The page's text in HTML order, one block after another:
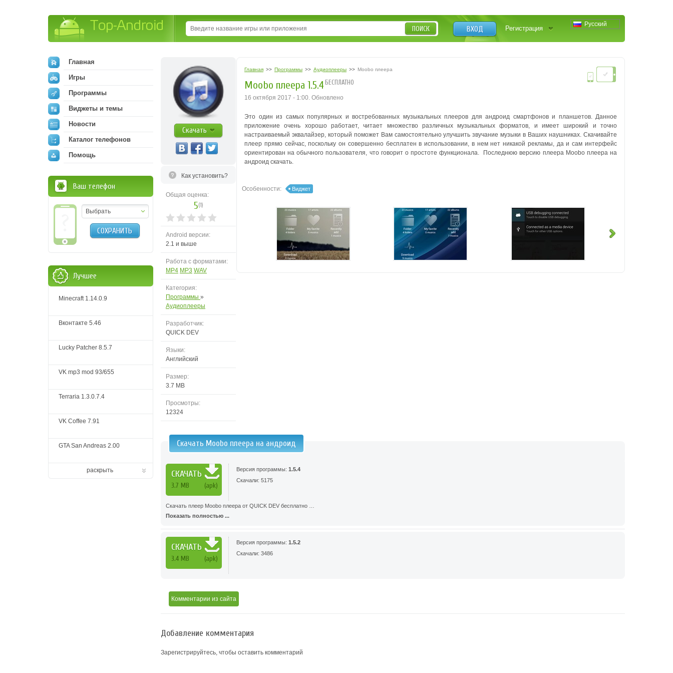
Русский
ВХОД Регистрация
ПОИСК
Скачать
Как установить?
Общая оценка:
5(1)
Android версии:
2.1 и выше
Работа с форматами:
MP4 MP3 WAV
Категория:
Программы »
Аудиоплееры
Разработчик:
QUICK DEV
Языки:
Английский
Размер:
3.7 MB
Просмотры:
12324
Главная >> Программы >> Аудиоплееры >> Moobo плеера
Moobo плеера 1.5.4 БЕСПЛАТНО
16 октября 2017 - 1:00. Обновлено
Это один из самых популярных и востребованных музыкальных плееров для андроид смартфонов и планшетов. Данное
приложение очень хорошо работает, читает множество различных музыкальных форматов, и имеет широкий и точно
настраиваемый эквалайзер, который поможет Вам самостоятельно улучшить звучание музыки в Ваших наушниках. Скачивайте
плеер прямо сейчас, поскольку он совершенно бесплатен в использовании, в нем нет никакой рекламы, да и сам интерфейс
ориентирован на обычного пользователя, что говорит о простоте функционала. Последнюю версию плеера Moobo плеера на
андроид скачать.
Особенности: Виджет
Скачать Moobo плеера на андроид
СКАЧАТЬ
3.7 MB (apk)
Версия программы: 1.5.4
Скачали: 5175
Скачать плеер Moobo плеера от QUICK DEV бесплатно …
Показать полностью ...
СКАЧАТЬ
3.4 MB (apk)
Версия программы: 1.5.2
Скачали: 3486
Комментарии из сайта
Добавление комментария
Зарегистрируйтесь, чтобы оставить комментарий
Главная
Игры
Программы
Виджеты и темы
Новости
Каталог телефонов
Помощь
Ваш телефон
Выбрать
СОХРАНИТЬ
Лучшее
Minecraft 1.14.0.9
Вконтакте 5.46
Lucky Patcher 8.5.7
VK mp3 mod 93/655
Terraria 1.3.0.7.4
VK Coffee 7.91
GTA San Andreas 2.00
раскрыть